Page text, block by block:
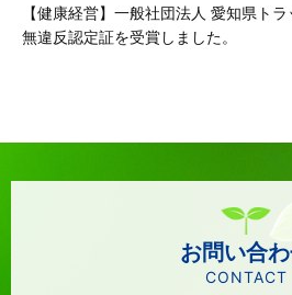
【健康経営】一般社団法人 愛知県ト
無違反認定証を受賞しました。
お問い合
CONTACT